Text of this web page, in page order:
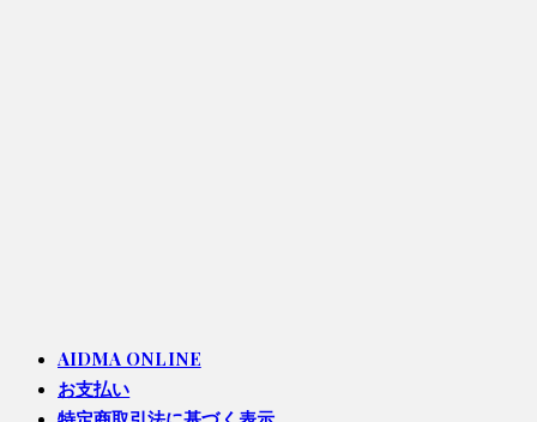
AIDMA ONLINE
お支払い